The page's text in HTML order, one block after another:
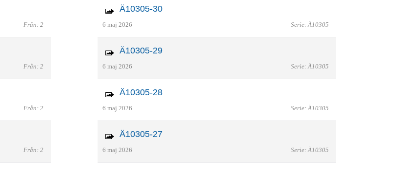
Från: 2
Från: 2
Från: 2
Från: 2
Ä10305-30
6 maj 2026 Serie: Ä10305
Ä10305-29
6 maj 2026 Serie: Ä10305
Ä10305-28
6 maj 2026 Serie: Ä10305
Ä10305-27
6 maj 2026 Serie: Ä10305